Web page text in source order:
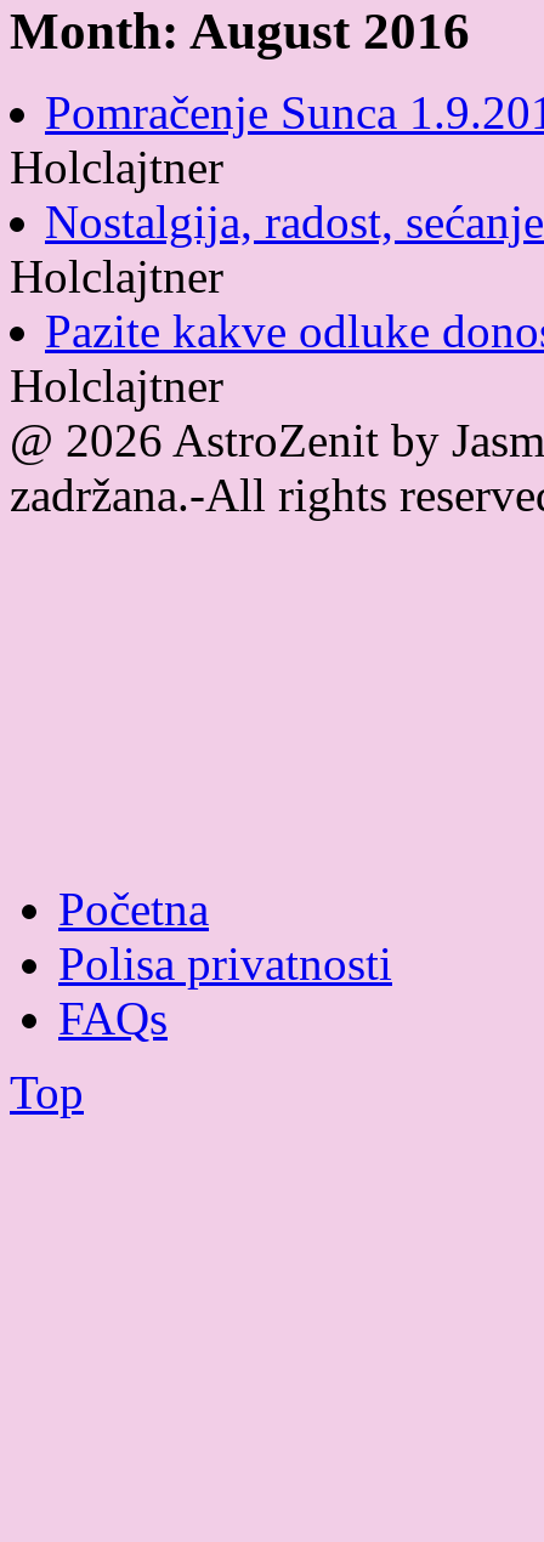
Month: August 2016
Pomračenje Sunca
Holclajtner
Nostalgija, radost,
Holclajtner
Pazite kakve odluke
Holclajtner
@ 2026 AstroZenit by
zadržana.-All rights
Početna
Polisa privatnosti
FAQs
Top